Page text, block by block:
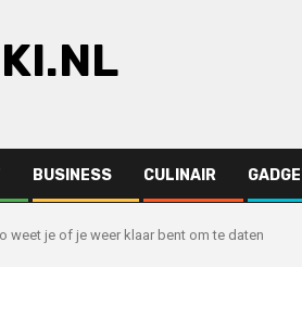
BUSINESS CULINAIR
weet je of je weer klaar bent om te daten